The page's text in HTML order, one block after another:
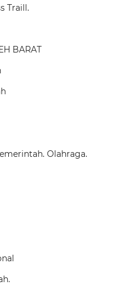
Traill.
BARAT
Olahraga.